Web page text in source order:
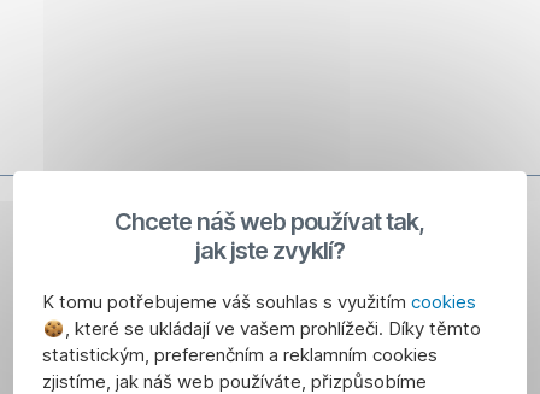
Chcete náš web používat tak,
jak jste zvyklí?
K tomu potřebujeme váš souhlas s využitím cookies
, které se ukládají ve vašem prohlížeči. Díky těmto
statistickým, preferenčním a reklamním cookies
zjistíme, jak náš web používáte, přizpůsobíme